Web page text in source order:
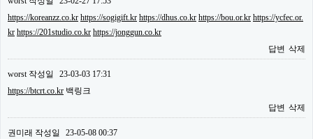
https://koreanzz.co.kr https://sogigift.kr https://dhus.co.kr https://bou.or.kr https://ycfec.or.
kr https://201studio.co.kr https://jonggun.co.kr
답변 삭제
worst작성일
23-03-03 17:31
https://btcrt.co.kr 백링크
답변 삭제
권미래 작성일
23-05-08 00:37